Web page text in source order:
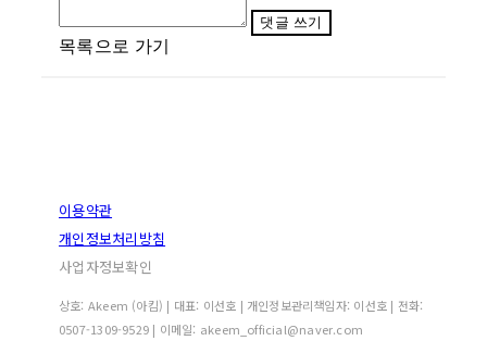
댓글 쓰기
목록으로 가기
이용약관
개인정보처리방침
사업자정보확인
상호: Akeem (아킴) | 대표: 이선호 | 개인정보관리책임자: 이선호 | 전화:
0507-1309-9529 | 이메일: akeem_official@naver.com